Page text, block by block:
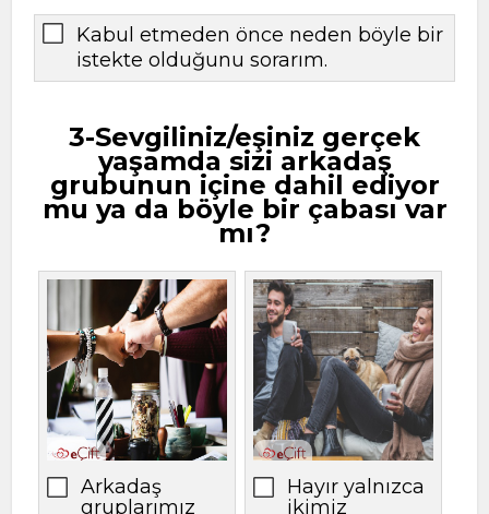
Kabul etmeden önce neden böyle bir
istekte olduğunu sorarım.
3-Sevgiliniz/eşiniz gerçek
yaşamda sizi arkadaş
grubunun içine dahil ediyor
mu ya da böyle bir çabası var
mı?
Arkadaş
gruplarımız
Hayır yalnızca
ikimiz